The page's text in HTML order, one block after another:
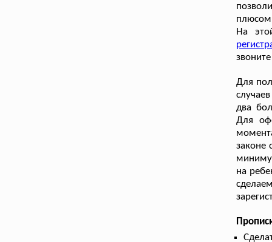
плюсом
На
Для
два
Для
законе
на